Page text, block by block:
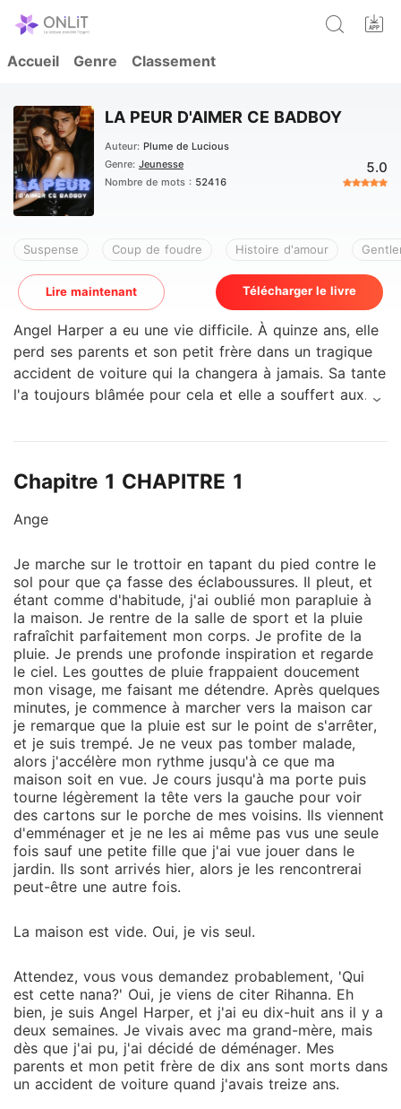
Accueil Genre Classement
LA PEUR D'AIMER CE BADBOY
Auteur: Plume de Lucious
Genre: Jeunesse
Nombre de mots : 52416
5.0
Suspense Coup de foudre Histoire d'amour
Lire maintenant Télécharger le livre
Angel Harper a eu une vie difficile. À quinze ans, elle
perd ses parents et son petit frère dans un tragique
accident de voiture qui la changera à jamais. Sa tante
l'a toujours blâmée pour cela et elle a souffert aux
Ace Carter, le mauvais garçon résident et joueur que
pas supporter de s'ouvrir à nouveau, le repousse
pouvait réellement lui donner une chance de guérir
enfin ?
Chapitre 1 CHAPITRE 1
Ange
Je marche sur le trottoir en tapant du pied contre le
sol pour que ça fasse des éclaboussures. Il pleut, et
étant comme d'habitude, j'ai oublié mon parapluie à
la maison. Je rentre de la salle de sport et la pluie
rafraîchit parfaitement mon corps. Je profite de la
pluie. Je prends une profonde inspiration et regarde
le ciel. Les gouttes de pluie frappaient doucement
mon visage, me faisant me détendre. Après quelques
minutes, je commence à marcher vers la maison car
je remarque que la pluie est sur le point de s'arrêter,
et je suis trempé. Je ne veux pas tomber malade,
alors j'accélère mon rythme jusqu'à ce que ma
maison soit en vue. Je cours jusqu'à ma porte puis
tourne légèrement la tête vers la gauche pour voir
des cartons sur le porche de mes voisins. Ils viennent
d'emménager et je ne les ai même pas vus une seule
fois sauf une petite fille que j'ai vue jouer dans le
jardin. Ils sont arrivés hier, alors je les rencontrerai
peut-être une autre fois.
La maison est vide. Oui, je vis seul.
Attendez, vous vous demandez probablement, 'Qui
est cette nana?' Oui, je viens de citer Rihanna. Eh
bien, je suis Angel Harper, et j'ai eu dix-huit ans il y a
deux semaines. Je vivais avec ma grand-mère, mais
dès que j'ai pu, j'ai décidé de déménager. Mes
parents et mon petit frère de dix ans sont morts dans
un accident de voiture quand j'avais treize ans.